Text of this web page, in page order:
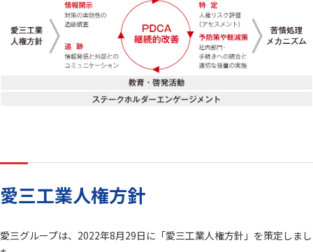
愛三工業のマテリアリティ 統合報告書
ENVIRONMENT 環境 SOCIAL 社会
GOVERNANCE ガバナンス
IR（投資家情報）
財務業績情報
愛三工業人権方針
愛三グループは、2022年8月29日に「愛三工業人権方針」を策定しまし